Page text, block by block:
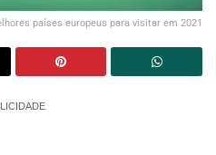
países europeus para visitar em 2021